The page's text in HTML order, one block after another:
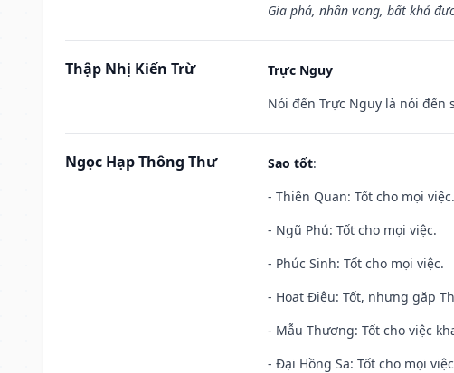
Gia phá, nhân vong, bất khả
Thập Nhị Kiến Trừ
Trực Nguy
Nói đến Trực Nguy là nói
Ngọc Hạp Thông Thư Sao tốt:
- Thiên Quan: Tốt cho mọi việc.
- Ngũ Phú: Tốt cho mọi việc.
- Phúc Sinh: Tốt cho mọi việc.
- Hoạt Điệu: Tốt, nhưng gặp
- Mẫu Thương: Tốt cho việc
- Đại Hồng Sa: Tốt cho mọi